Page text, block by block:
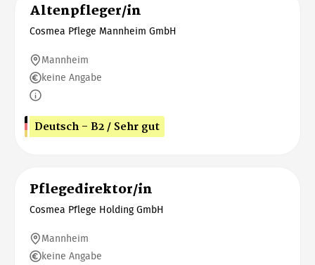
Altenpfleger/in
Cosmea Pflege Mannheim GmbH
Mannheim
keine Angabe
Deutsch - B2 / Sehr gut
Pflegedirektor/in
Cosmea Pflege Holding GmbH
Mannheim
keine Angabe